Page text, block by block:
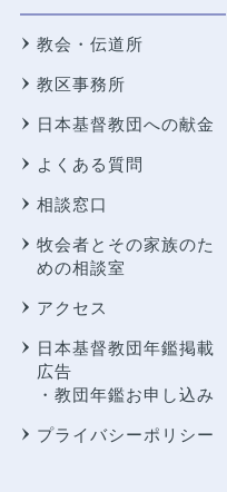
教会・伝道所
教区事務所
日本基督教団への献金
よくある質問
相談窓口
牧会者とその家族のた
めの相談室
アクセス
日本基督教団年鑑掲載
広告
・教団年鑑お申し込み
プライバシーポリシー